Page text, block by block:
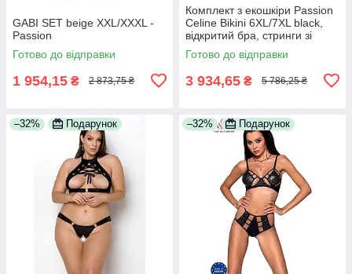
GABI SET beige XXL/XXXL -
Passion
Готово до відправки
1 954,15 ₴ 2 873,75 ₴
Комплект з екошкіри Passion
Celine Bikini 6XL/7XL black,
відкритий бра, стринги зі
шнурівкою
Готово до відправки
3 934,65 ₴ 5 786,25 ₴
–32% Подарунок –32% Подарунок